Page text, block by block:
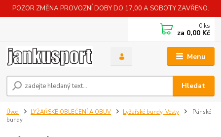
POZOR ZMĚNA PROVOZNÍ DOBY DO 17,00 A SOBOTY ZAVŘENO.
Menu
Hledat
0 ks
za 0,00 Kč
Úvod LYŽAŘSKÉ OBLEČENÍ A OBUV Lyžařské bundy, Vesty
Pánské
bundy